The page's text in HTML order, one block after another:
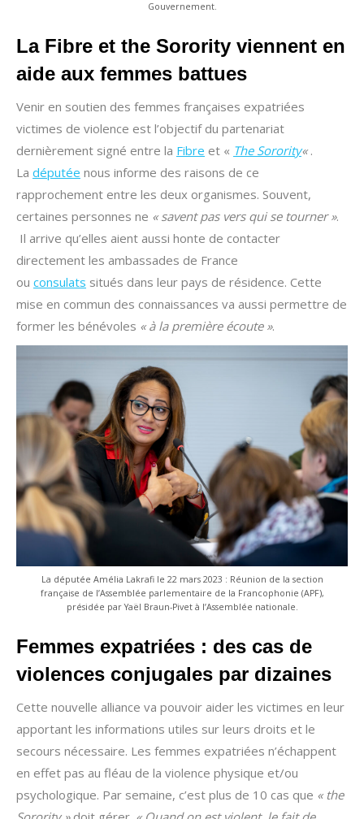
Gouvernement.
La Fibre et the Sorority viennent en
aide aux femmes battues
Venir en soutien des femmes françaises expatriées
victimes de violence est l’objectif du partenariat
dernièrement signé entre la Fibre et « The Sorority«.
La députée nous informe des raisons de ce
rapprochement entre les deux organismes. Souvent,
certaines personnes ne « savent pas vers qui se tourner ».
Il arrive qu’elles aient aussi honte de contacter
directement les ambassades de France
ou consulats situés dans leur pays de résidence. Cette
mise en commun des connaissances va aussi permettre de
former les bénévoles « à la première écoute ».
La députée Amélia Lakrafi le 22 mars 2023 : Réunion de la section
française de l’Assemblée parlementaire de la Francophonie (APF),
présidée par Yaël Braun-Pivet à l’Assemblée nationale.
Femmes expatriées : des cas de
violences conjugales par dizaines
Cette nouvelle alliance va pouvoir aider les victimes en leur
apportant les informations utiles sur leurs droits et le
secours nécessaire. Les femmes expatriées n’échappent
en effet pas au fléau de la violence physique et/ou
psychologique. Par semaine, c’est plus de 10 cas que « the